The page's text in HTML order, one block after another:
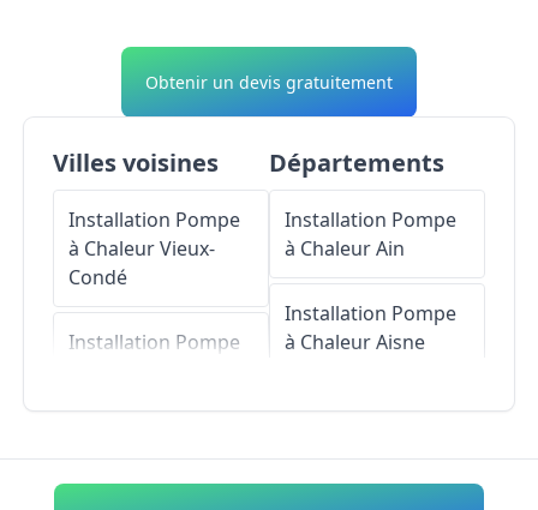
Obtenir un devis gratuitement
Villes voisines
Installation Pompe
à ChaleurVieux-
Condé
Installation Pompe
à ChaleurLandas
Départements
Installation Pompe
à ChaleurAin
Installation Pompe
à ChaleurAisne
Installation Pompe